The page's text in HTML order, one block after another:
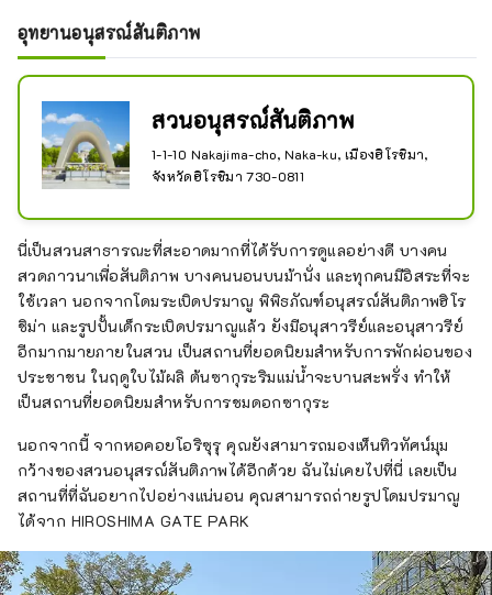
อุทยานอนุสรณ์สันติภาพ
สวนอนุสรณ์สันติภาพ
1-1-10 Nakajima-cho, Naka-ku, เมืองฮิโรชิมา,
จังหวัดฮิโรชิมา 730-0811
นี่เป็นสวนสาธารณะที่สะอาดมากที่ได้รับการดูแลอย่างดี บางคน
สวดภาวนาเพื่อสันติภาพ บางคนนอนบนม้านั่ง และทุกคนมีอิสระที่จะ
ใช้เวลา นอกจากโดมระเบิดปรมาณู พิพิธภัณฑ์อนุสรณ์สันติภาพฮิโร
ชิม่า และรูปปั้นเด็กระเบิดปรมาณูแล้ว ยังมีอนุสาวรีย์และอนุสาวรีย์
อีกมากมายภายในสวน เป็นสถานที่ยอดนิยมสำหรับการพักผ่อนของ
ประชาชน ในฤดูใบไม้ผลิ ต้นซากุระริมแม่น้ำจะบานสะพรั่ง ทำให้
เป็นสถานที่ยอดนิยมสำหรับการชมดอกซากุระ
นอกจากนี้ จากหอคอยโอริซุรุ คุณยังสามารถมองเห็นทิวทัศน์มุม
กว้างของสวนอนุสรณ์สันติภาพได้อีกด้วย ฉันไม่เคยไปที่นี่ เลยเป็น
สถานที่ที่ฉันอยากไปอย่างแน่นอน คุณสามารถถ่ายรูปโดมปรมาณู
ได้จาก HIROSHIMA GATE PARK